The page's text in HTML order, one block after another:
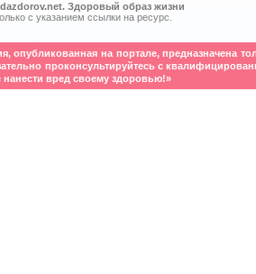
Здоровый образ жизни
с указанием ссылки на ресурс.
опубликованная на портале, предназначена
проконсультируйтесь с
вред своему здоровью!»